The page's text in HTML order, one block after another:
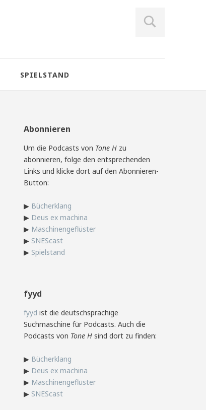
SPIELSTAND
Abonnieren
Um die Podcasts von Tone H zu
abonnieren, folge den entsprechenden
Links und klicke dort auf den Abonnieren-
Button:
▶ Bücherklang
▶ Deus ex machina
▶ Maschinengeflüster
▶ SNEScast
▶ Spielstand
fyyd
fyyd ist die deutschsprachige
Suchmaschine für Podcasts. Auch die
Podcasts von Tone H sind dort zu finden:
▶ Bücherklang
▶ Deus ex machina
▶ Maschinengeflüster
▶ SNEScast